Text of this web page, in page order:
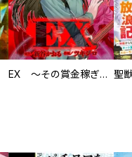
EX ～その賞金稼ぎは、世界の出口を探す～【単行本版】